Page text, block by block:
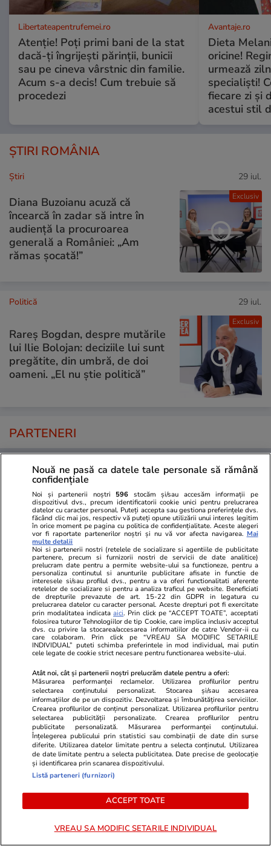
Libertateapentrufemei.ro
Atenție! Poți primi bani de la stat
dacă-ți îngrijești părinții, bunicii
sau pe cineva vârstnic din familie.
Acum s-a decis! Cum trebuie să
procedezi
Avantaje.ro
Dieta
oricine!
urmează
specialiști!
fiecare zi și
acestui stil
ȘTIRI ROMÂNIA
Exclusiv
Ştiri 29 iul.
Diana Buzoianu acuză că
încearcă în zadar să intre în
audiență la procuroarea
generală a României: „Am
rămas șocată!”
Exclusiv
Politică 29 iul.
Rareș Bogdan, despre mutările
lui Ilie Bolojan: deciziile lui sunt
pregătite, din umbră, de doi
oameni. „El nu știe politică”
PARTENERI
Adevarul.ro
„Povești cu români în chip de
animale”. De la hoteluri care au
refuzat români la All Inclusive la
2,6 kilograme de mâncare luate
Fanatik.ro
Firma
care a
implicat în
contracte
PARTENERI
Nouă ne pasă ca datele tale personale să rămână
confidențiale
Noi și partenerii noștri 596 stocăm și/sau accesăm informații pe
dispozitivul dvs., precum identificatorii cookie unici pentru prelucrarea
datelor cu caracter personal. Puteți accepta sau gestiona preferințele dvs.
făcând clic mai jos, respectiv vă puteți opune utilizării unui interes legitim
în orice moment pe pagina cu politica de confidențialitate. Aceste alegeri
vor fi raportate partenerilor noștri și nu vă vor afecta navigarea. Mai
multe detalii
Noi si partenerii nostri (retelele de socializare si agentiile de publicitate
partenere, precum si furnizorii nostri de servicii de date analitice)
prelucram date pentru a permite website-ului sa functioneze, pentru a
personaliza continutul si anunturile publicitare afisate in functie de
interesele si/sau profilul dvs., pentru a va oferi functionalitati aferente
retelelor de socializare si pentru a analiza traficul pe website. Beneficiati
de drepturile prevazute de art. 15-22 din GDPR in legatura cu
prelucrarea datelor cu caracter personal. Aceste drepturi pot fi exercitate
prin modalitatea indicataaici. Prin click pe “ACCEPT TOATE”, acceptati
folosirea tuturor Tehnologiilor de tip Cookie, care implica inclusiv acceptul
dvs. cu privire la stocarea/accesarea informatiilor de catre Vendor-ii cu
care colaboram. Prin click pe “VREAU SA MODIFIC SETARILE
INDIVIDUAL” puteti schimba preferintele in mod individual, mai putin
cele legate de cookie strict necesare pentru functionarea website-ului.
Atât noi, cât și partenerii noștri prelucrăm datele pentru a oferi:
Măsurarea performanței reclamelor. Utilizarea profilurilor pentru
selectarea conținutului personalizat. Stocarea și/sau accesarea
informațiilor de pe un dispozitiv. Dezvoltarea și îmbunătățirea serviciilor.
Crearea profilurilor de conținut personalizat. Utilizarea profilurilor pentru
selectarea publicității personalizate. Crearea profilurilor pentru
publicitate personalizată. Măsurarea performanței conținutului.
Înțelegerea publicului prin statistici sau combinații de date din surse
diferite. Utilizarea datelor limitate pentru a selecta conținutul. Utilizarea
de date limitate pentru a selecta publicitatea. Date precise de geolocație
și identificarea prin scanarea dispozitivului.
Listă parteneri (furnizori)
ACCEPT TOATE
VREAU SA MODIFIC SETARILE INDIVIDUAL